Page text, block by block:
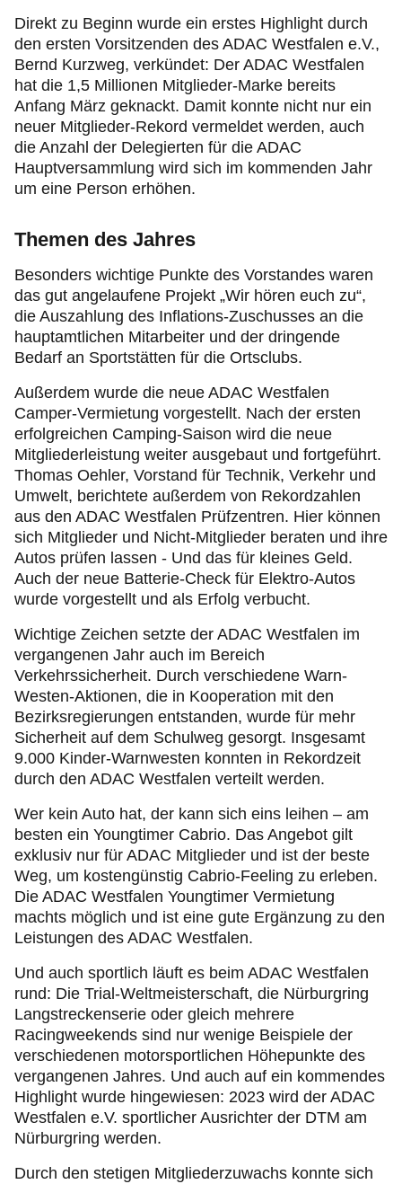
Direkt zu Beginn wurde ein erstes Highlight durch
den ersten Vorsitzenden des ADAC Westfalen e.V.,
Bernd Kurzweg, verkündet: Der ADAC Westfalen
hat die 1,5 Millionen Mitglieder-Marke bereits
Anfang März geknackt. Damit konnte nicht nur ein
neuer Mitglieder-Rekord vermeldet werden, auch
die Anzahl der Delegierten für die ADAC
Hauptversammlung wird sich im kommenden Jahr
um eine Person erhöhen.
Themen des Jahres
Besonders wichtige Punkte des Vorstandes waren
das gut angelaufene Projekt „Wir hören euch zu“,
die Auszahlung des Inflations-Zuschusses an die
hauptamtlichen Mitarbeiter und der dringende
Bedarf an Sportstätten für die Ortsclubs.
Außerdem wurde die neue ADAC Westfalen
Camper-Vermietung vorgestellt. Nach der ersten
erfolgreichen Camping-Saison wird die neue
Mitgliederleistung weiter ausgebaut und fortgeführt.
Thomas Oehler, Vorstand für Technik, Verkehr und
Umwelt, berichtete außerdem von Rekordzahlen
aus den ADAC Westfalen Prüfzentren. Hier können
sich Mitglieder und Nicht-Mitglieder beraten und ihre
Autos prüfen lassen - Und das für kleines Geld.
Auch der neue Batterie-Check für Elektro-Autos
wurde vorgestellt und als Erfolg verbucht.
Wichtige Zeichen setzte der ADAC Westfalen im
vergangenen Jahr auch im Bereich
Verkehrssicherheit. Durch verschiedene Warn-
Westen-Aktionen, die in Kooperation mit den
Bezirksregierungen entstanden, wurde für mehr
Sicherheit auf dem Schulweg gesorgt. Insgesamt
9.000 Kinder-Warnwesten konnten in Rekordzeit
durch den ADAC Westfalen verteilt werden.
Wer kein Auto hat, der kann sich eins leihen – am
besten ein Youngtimer Cabrio. Das Angebot gilt
exklusiv nur für ADAC Mitglieder und ist der beste
Weg, um kostengünstig Cabrio-Feeling zu erleben.
Die ADAC Westfalen Youngtimer Vermietung
machts möglich und ist eine gute Ergänzung zu den
Leistungen des ADAC Westfalen.
Und auch sportlich läuft es beim ADAC Westfalen
rund: Die Trial-Weltmeisterschaft, die Nürburgring
Langstreckenserie oder gleich mehrere
Racingweekends sind nur wenige Beispiele der
verschiedenen motorsportlichen Höhepunkte des
vergangenen Jahres. Und auch auf ein kommendes
Highlight wurde hingewiesen: 2023 wird der ADAC
Westfalen e.V. sportlicher Ausrichter der DTM am
Nürburgring werden.
Durch den stetigen Mitgliederzuwachs konnte sich